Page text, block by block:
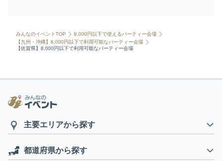
みんなのイベントTOP
8,000円以下で使えるパーティー会場
【九州・沖縄】8,000円以下で利用可能なパーティー会場
【佐賀県】8,000円以下で利用可能なパーティー会場
主要エリアから探す
都道府県から探す